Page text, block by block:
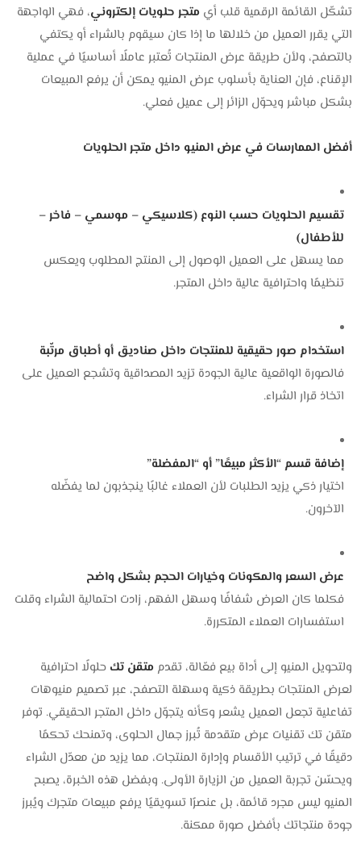
تشكّل القائمة الرقمية قلب أي متجر حلويات إلكتروني، فهي الواجهة
التي يقرر العميل من خلالها ما إذا كان سيقوم بالشراء أو يكتفي
بالتصفح، ولأن طريقة عرض المنتجات تُعتبر عاملًا أساسيًا في عملية
الإقناع، فإن العناية بأسلوب عرض المنيو يمكن أن يرفع المبيعات
بشكل مباشر ويحوّل الزائر إلى عميل فعلي.
أفضل الممارسات في عرض المنيو داخل متجر الحلويات
تقسيم الحلويات حسب النوع (كلاسيكي – موسمي – فاخر –
للأطفال)
مما يسهل على العميل الوصول إلى المنتج المطلوب ويعكس
تنظيمًا واحترافية عالية داخل المتجر.
استخدام صور حقيقية للمنتجات داخل صناديق أو أطباق مرتّبة
فالصورة الواقعية عالية الجودة تزيد المصداقية وتشجع العميل على
اتخاذ قرار الشراء.
إضافة قسم “الأكثر مبيعًا” أو “المفضلة”
اختيار ذكي يزيد الطلبات لأن العملاء غالبًا ينجذبون لما يفضّله
الآخرون.
عرض السعر والمكونات وخيارات الحجم بشكل واضح
فكلما كان العرض شفافًا وسهل الفهم، زادت احتمالية الشراء وقلت
استفسارات العملاء المتكررة.
ولتحويل المنيو إلى أداة بيع فعّالة، تقدم متقن تك حلولًا احترافية
لعرض المنتجات بطريقة ذكية وسهلة التصفح، عبر تصميم منيوهات
تفاعلية تجعل العميل يشعر وكأنه يتجوّل داخل المتجر الحقيقي. توفر
متقن تك تقنيات عرض متقدمة تُبرز جمال الحلوى، وتمنحك تحكمًا
دقيقًا في ترتيب الأقسام وإدارة المنتجات، مما يزيد من معدّل الشراء
ويحسّن تجربة العميل من الزيارة الأولى. وبفضل هذه الخبرة، يصبح
المنيو ليس مجرد قائمة، بل عنصرًا تسويقيًا يرفع مبيعات متجرك ويُبرز
جودة منتجاتك بأفضل صورة ممكنة.